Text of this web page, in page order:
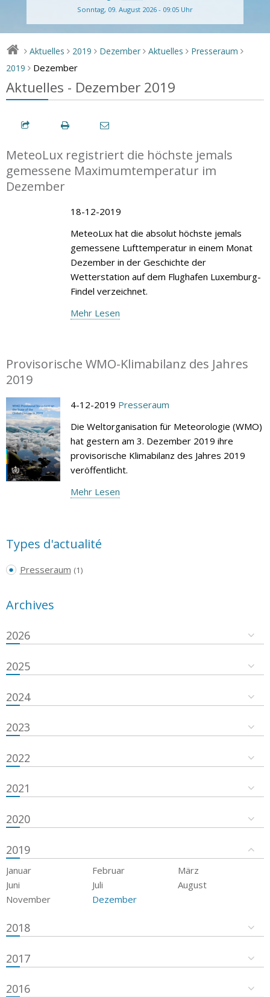
Sonntag, 09. August 2026 - 09:05 Uhr
> Aktuelles > 2019 > Dezember > Aktuelles > Presseraum >
2019 > Dezember
Aktuelles - Dezember 2019
MeteoLux registriert die höchste jemals
gemessene Maximumtemperatur im
Dezember
18-12-2019
MeteoLux hat die absolut höchste jemals
gemessene Lufttemperatur in einem Monat
Dezember in der Geschichte der
Wetterstation auf dem Flughafen Luxemburg-
Findel verzeichnet.
Mehr Lesen
Provisorische WMO-Klimabilanz des Jahres
2019
4-12-2019 Presseraum
Die Weltorganisation für Meteorologie (WMO)
hat gestern am 3. Dezember 2019 ihre
provisorische Klimabilanz des Jahres 2019
veröffentlicht.
Mehr Lesen
Types d'actualité
Presseraum (1)
Archives
2026
2025
2024
2023
2022
2021
2020
2019
Januar Februar
März
Juni
Juli
August
November
Dezember
2018
2017
2016